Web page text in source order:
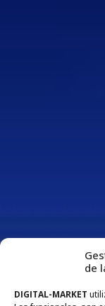
de
DIGITAL-MARKET